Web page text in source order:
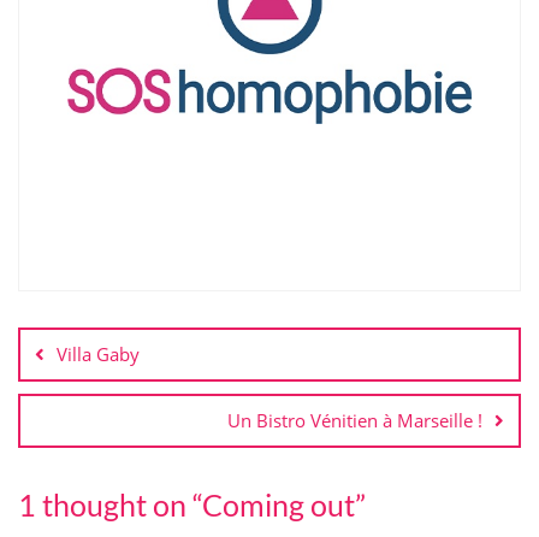
Villa Gaby
Un Bistro Vénitien à Marseille !
1 thought on “Coming out”